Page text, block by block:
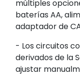
múltiples
baterías AA,
adaptador de
- Los circuitos
derivados de la
ajustar